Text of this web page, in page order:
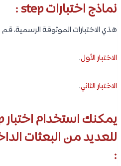
نماذج اختبارات step :
هذي الاختبارات الموثوقة الرسمية،
الاختبار الأول.
الاختبار الثاني.
للعديد من البعثات
: